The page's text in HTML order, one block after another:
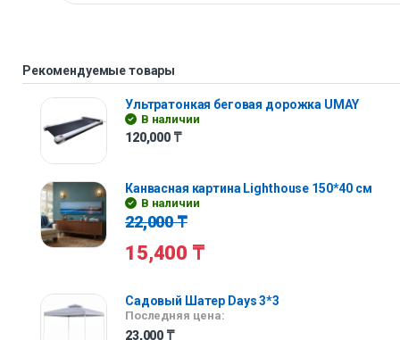
Рекомендуемые товары
Ультратонкая беговая дорожка UMAY
В наличии
120,000 ₸
Канвасная картина Lighthouse 150*40 см
В наличии
22,000₸
15,400 ₸
Садовый Шатер Days 3*3
Последняя цена:
23,000 ₸